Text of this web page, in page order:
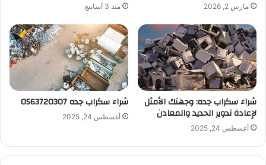
مارس 2, 2026 منذ 3 أسابيع
شراء سكراب جده: وجهتك الأمثل
لإعادة تدوير الحديد والمعادن
أغسطس 24, 2025
شراء سكراب جده 0563720307
أغسطس 24, 2025